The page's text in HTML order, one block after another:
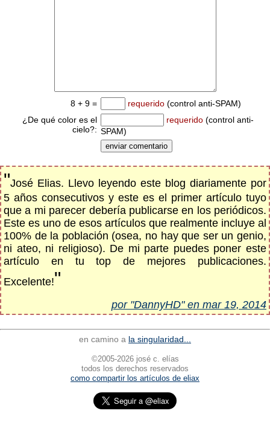
8 + 9 = requerido (control anti-SPAM)
¿De qué color es el
cielo?:
requerido (control anti-
SPAM)
"José Elias. Llevo leyendo este blog diariamente por
5 años consecutivos y este es el primer artículo tuyo
que a mi parecer debería publicarse en los periódicos.
Este es uno de esos artículos que realmente incluye al
100% de la población (osea, no hay que ser un genio,
ni ateo, ni religioso). De mi parte puedes poner este
artículo en tu top de mejores publicaciones.
Excelente!"
por "DannyHD" en mar 19, 2014
en camino a la singularidad...
©2005-2026 josé c. elías
todos los derechos reservados
como compartir los artículos de eliax